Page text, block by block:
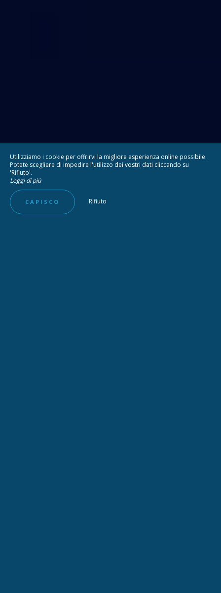
Utilizziamo i cookie per offrirvi la migliore esperienza online possibile.
Potete scegliere di impedire l'utilizzo dei vostri dati cliccando su
'Rifiuto'.
Leggi di più
CAPISCO Rifiuto